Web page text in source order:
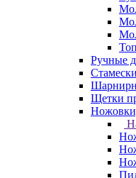
Ручные
Щетки